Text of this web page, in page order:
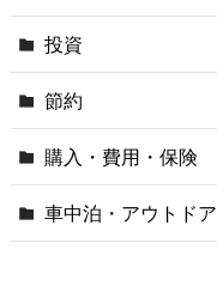
投資
節約
購入・費用・保険
車中泊・アウトドア